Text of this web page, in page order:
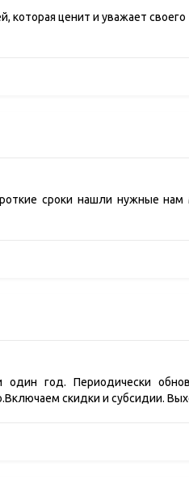
которая ценит и уважает своего
сроки нашли нужные
год. Периодически
скидки и субсидии.